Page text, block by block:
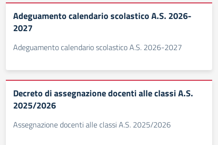
Adeguamento calendario scolastico A.S. 2026-
2027
Adeguamento calendario scolastico A.S. 2026-2027
Decreto di assegnazione docenti alle classi A.S.
2025/2026
Assegnazione docenti alle classi A.S. 2025/2026